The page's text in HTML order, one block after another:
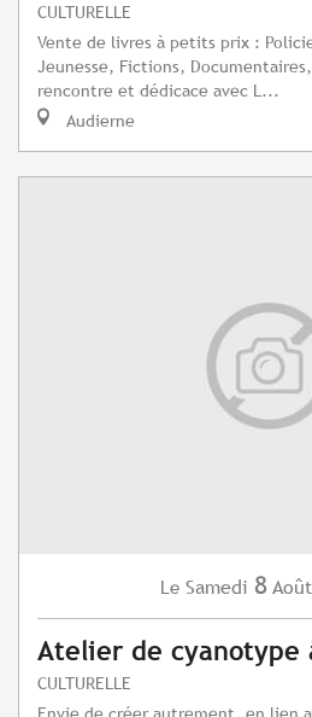
CULTURELLE
Vente de livres à petits prix :
Jeunesse, Fictions,
rencontre et dédicace avec L...
Audierne
Le Samedi 8 Août
Atelier de cyanotype
CULTURELLE